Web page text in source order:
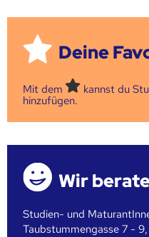
Deine
Mit dem
kannst du
hinzufügen.
Wir
Studien- und
Taubstummengasse 7 -